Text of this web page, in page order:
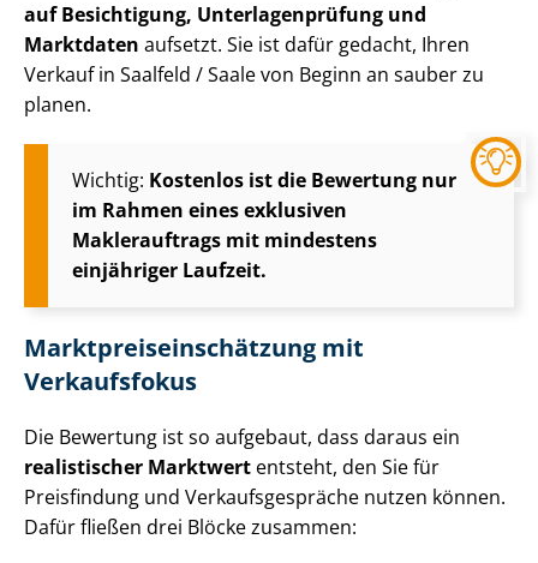
auf Besichtigung, Un­ter­la­gen­prü­fung und
Marktdaten aufsetzt. Sie ist dafür gedacht, Ihren
Verkauf in Saalfeld / Saale von Beginn an sauber zu
planen.
Wichtig: Kostenlos ist die Bewertung nur
im Rahmen eines exklusiven
Maklerauftrags mit mindestens
einjähriger Laufzeit.
Markt­preis­ein­schät­zung mit
Verkaufsfokus
Die Bewertung ist so aufgebaut, dass daraus ein
realistischer Marktwert entsteht, den Sie für
Preisfindung und Ver­kaufs­ge­sprä­che nutzen können.
Dafür fließen drei Blöcke zusammen: